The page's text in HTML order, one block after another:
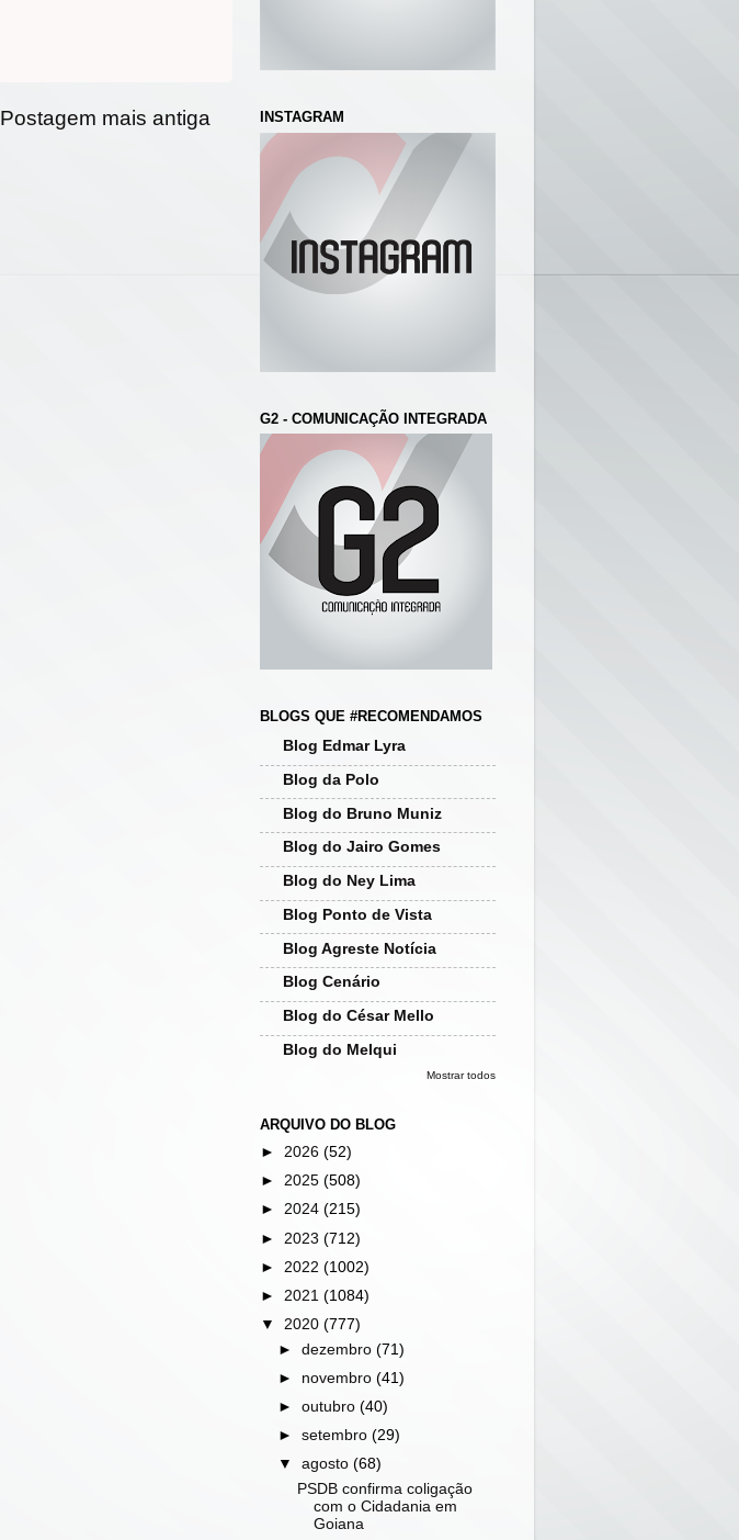
Postagem mais antiga INSTAGRAM
G2 - COMUNICAÇÃO INTEGRADA
BLOGS QUE #RECOMENDAMOS
Blog Edmar Lyra
Blog da Polo
Blog do Bruno Muniz
Blog do Jairo Gomes
Blog do Ney Lima
Blog Ponto de Vista
Blog Agreste Notícia
Blog Cenário
Blog do César Mello
Blog do Melqui
Mostrar todos
ARQUIVO DO BLOG
► 2026 (52)
► 2025 (508)
► 2024 (215)
► 2023 (712)
► 2022 (1002)
► 2021 (1084)
▼ 2020 (777)
►dezembro(71)
► novembro(41)
►outubro(40)
►setembro(29)
▼agosto(68)
PSDB confirma coligação
com o Cidadania em
Goiana